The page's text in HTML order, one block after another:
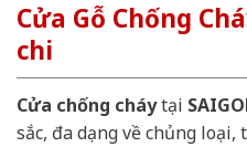
Cửa Gỗ Chống
chi
Cửa chống cháytại
sắc, đa dạng về chủng loại,